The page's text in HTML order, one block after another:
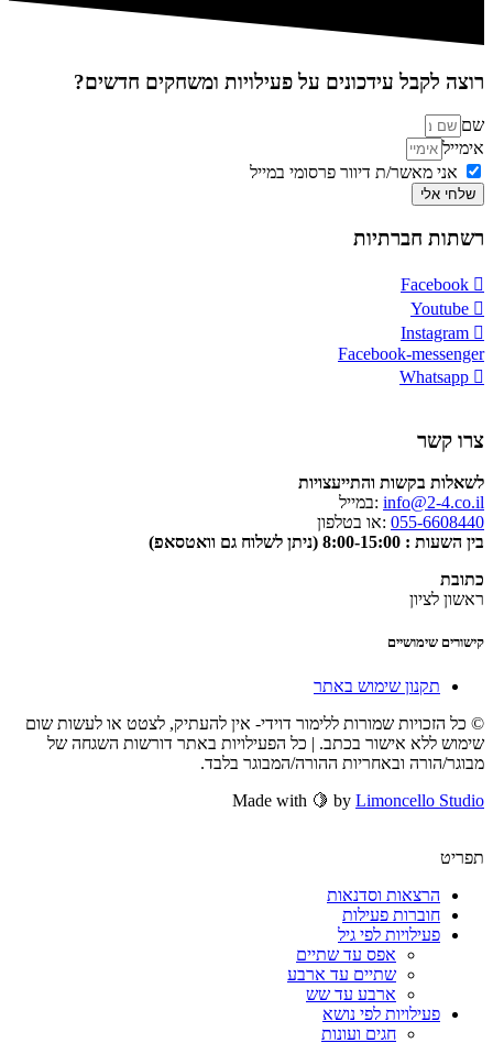
רוצה לקבל עידכונים על פעילויות ומשחקים חדשים?
שם
אימייל
אני מאשר/ת דיוור פרסומי במייל
שלחי אלי
רשתות חברתיות
Facebook
Youtube
Instagram
Facebook-messenger
Whatsapp
צרו קשר
לשאלות בקשות והתייעצויות
info@2-4.co.il :במייל
055-6608440 :או בטלפון
בין השעות : 8:00-15:00 (ניתן לשלוח גם וואטסאפ)
כתובת
ראשון לציון
קישורים שימושיים
תקנון שימוש באתר
© כל הזכויות שמורות ללימור דוידי- אין להעתיק, לצטט או לעשות שום
שימוש ללא אישור בכתב. | כל הפעילויות באתר דורשות השגחה של
מבוגר/הורה ובאחריות ההורה/המבוגר בלבד.
Made with 🍋 by Limoncello Studio
תפריט
הרצאות וסדנאות
חוברות פעילות
פעילויות לפי גיל
אפס עד שתיים
שתיים עד ארבע
ארבע עד שש
פעילויות לפי נושא
חגים ועונות